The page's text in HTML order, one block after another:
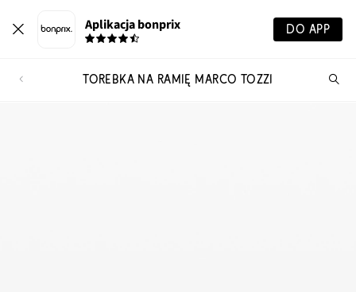
Aplikacja bonprix DO APP
TOREBKA NA RAMIĘ MARCO TOZZI